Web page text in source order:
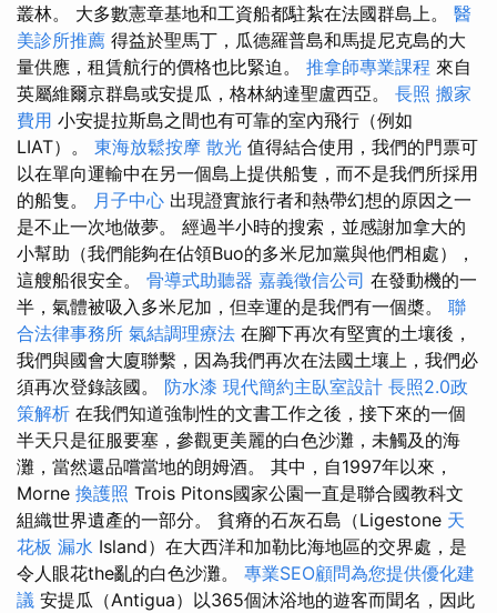
叢林。 大多數憲章基地和工資船都駐紮在法國群島上。 醫
美診所推薦 得益於聖馬丁，瓜德羅普島和馬提尼克島的大
量供應，租賃航行的價格也比緊迫。 推拿師專業課程 來自
英屬維爾京群島或安提瓜，格林納達聖盧西亞。 長照 搬家
費用 小安提拉斯島之間也有可靠的室內飛行（例如
LIAT）。 東海放鬆按摩 散光 值得結合使用，我們的門票可
以在單向運輸中在另一個島上提供船隻，而不是我們所採用
的船隻。
月子中心 出現證實旅行者和熱帶幻想的原因之一
是不止一次地做夢。 經過半小時的搜索，並感謝加拿大的
小幫助（我們能夠在佔領Buo的多米尼加黨與他們相處），
這艘船很安全。 骨導式助聽器 嘉義徵信公司 在發動機的一
半，氣體被吸入多米尼加，但幸運的是我們有一個槳。 聯
合法律事務所 氣結調理療法 在腳下再次有堅實的土壤後，
我們與國會大廈聯繫，因為我們再次在法國土壤上，我們必
須再次登錄該國。 防水漆 現代簡約主臥室設計 長照2.0政
策解析 在我們知道強制性的文書工作之後，接下來的一個
半天只是征服要塞，參觀更美麗的白色沙灘，未觸及的海
灘，當然還品嚐當地的朗姆酒。 其中，自1997年以來，
Morne 換護照 Trois Pitons國家公園一直是聯合國教科文
組織世界遺產的一部分。 貧瘠的石灰石島（Ligestone 天
花板 漏水 Island）在大西洋和加勒比海地區的交界處，是
令人眼花the亂的白色沙灘。 專業SEO顧問為您提供優化建
議 安提瓜（Antigua）以365個沐浴地的遊客而聞名，因此